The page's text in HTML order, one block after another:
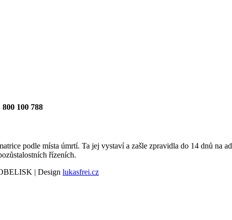
800 100 788
podle místa úmrtí. Ta jej vystaví a zašle zpravidla do 14 dnů
řízeních.
| Design lukasfrei.cz